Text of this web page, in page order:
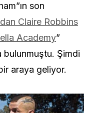
son
Claire Robbins
Academy”
Şimdi
araya geliyor.